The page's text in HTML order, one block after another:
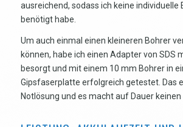
ausreichend, sodass ich keine individuelle
benötigt habe.
Um auch einmal einen kleineren Bohrer
können, habe ich einen Adapter von SDS
besorgt und mit einem 10 mm Bohrer in
Gipsfaserplatte erfolgreich getestet. Das
Notlösung und es macht auf Dauer keinen